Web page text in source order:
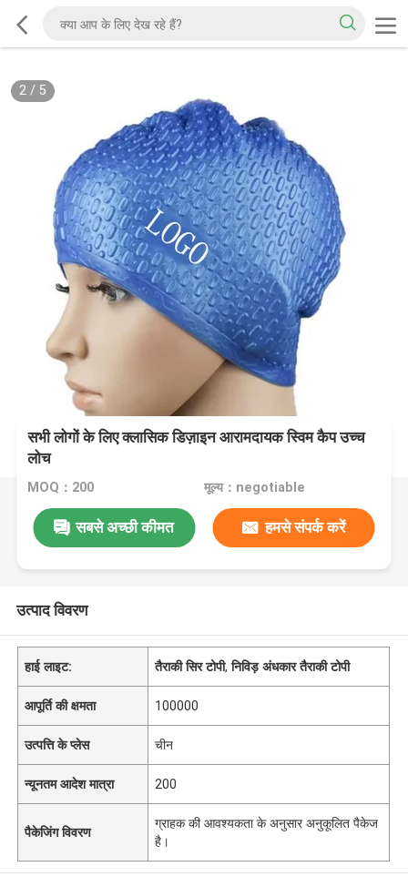
2/ 5
सभी लोगों के लिए क्लासिक डिज़ाइन आरामदायक स्विम कैप उच्च
लोच
MOQ：200 मूल्य：negotiable
सबसे अच्छी कीमत हमसे संपर्क करें
उत्पाद विवरण
हाई लाइट: तैराकी सिर टोपी,निविड़ अंधकार तैराकी टोपी
आपूर्ति की क्षमता 100000
उत्पत्ति के प्लेस चीन
न्यूनतम आदेश मात्रा 200
पैकेजिंग विवरण
ग्राहक की आवश्यकता के अनुसार अनुकूलित पैकेज
है।